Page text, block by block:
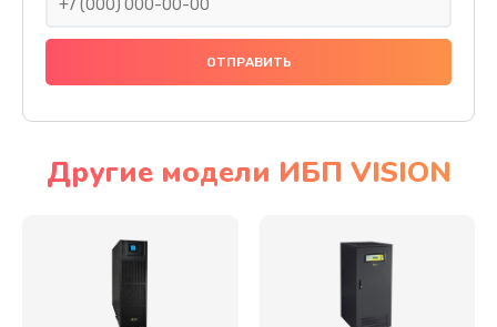
Другие модели ИБП VISION